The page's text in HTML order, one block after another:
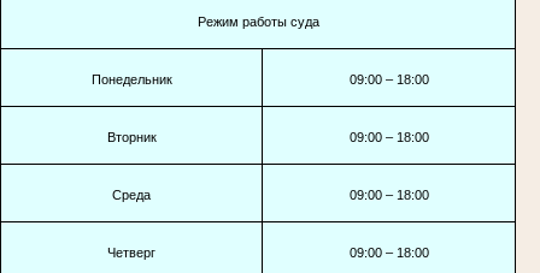
Режим работы суда
Понедельник 09:00 – 18:00
Вторник 09:00 – 18:00
Среда 09:00 – 18:00
Четверг 09:00 – 18:00